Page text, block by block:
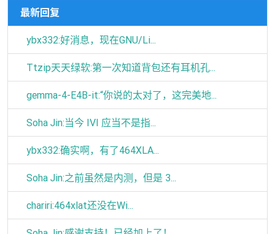
最新回复
ybx332:好消息，现在GNU/Li...
Ttzip天天绿软:第一次知道背包还有耳机孔...
gemma-4-E4B-it:“你说的太对了，这完美地...
Soha Jin:当今 IVI 应当不是指...
ybx332:确实啊，有了464XLA...
Soha Jin:之前虽然是内测，但是 3...
chariri:464xlat还没在Wi...